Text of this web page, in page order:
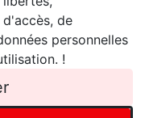
de
personnelles
!